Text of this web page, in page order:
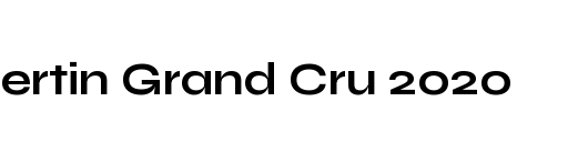
Grand Cru 2020